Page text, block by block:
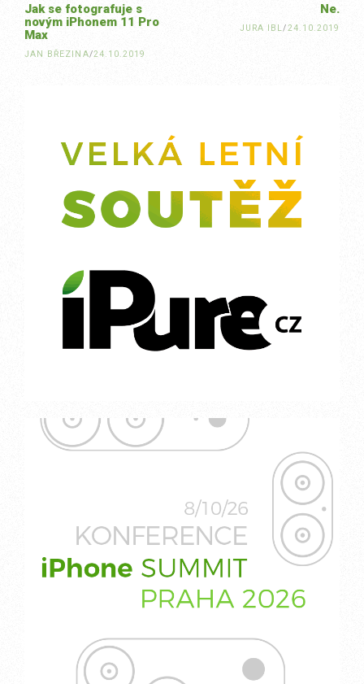
Ne.
JURA IBL/24.10.2019
Jak se fotografuje s
novým iPhonem 11 Pro
Max
JAN BŘEZINA/24.10.2019